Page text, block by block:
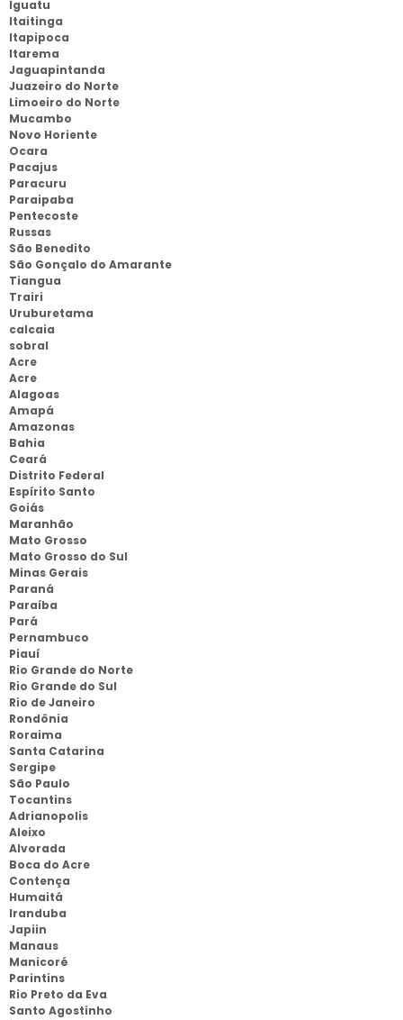
Iguatu
Itaitinga
Itapipoca
Itarema
Jaguapintanda
Juazeiro do Norte
Limoeiro do Norte
Mucambo
Novo Horiente
Ocara
Pacajus
Paracuru
Paraipaba
Pentecoste
Russas
São Benedito
São Gonçalo do Amarante
Tiangua
Trairi
Uruburetama
calcaia
sobral
Acre
Acre
Alagoas
Amapá
Amazonas
Bahia
Ceará
Distrito Federal
Espírito Santo
Goiás
Maranhão
Mato Grosso
Mato Grosso do Sul
Minas Gerais
Paraná
Paraíba
Pará
Pernambuco
Piauí
Rio Grande do Norte
Rio Grande do Sul
Rio de Janeiro
Rondônia
Roraima
Santa Catarina
Sergipe
São Paulo
Tocantins
Adrianopolis
Aleixo
Alvorada
Boca do Acre
Contença
Humaitá
Iranduba
Japiin
Manaus
Manicoré
Parintins
Rio Preto da Eva
Santo Agostinho